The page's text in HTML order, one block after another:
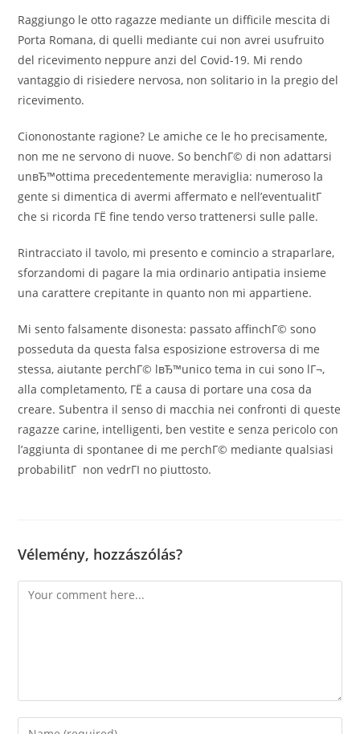
Raggiungo le otto ragazze mediante un difficile mescita di
Porta Romana, di quelli mediante cui non avrei usufruito
del ricevimento neppure anzi del Covid-19. Mi rendo
vantaggio di risiedere nervosa, non solitario in la pregio del
ricevimento.
Ciononostante ragione? Le amiche ce le ho precisamente,
non me ne servono di nuove. So benchГ© di non adattarsi
unвЂ™ottima precedentemente meraviglia: numeroso la
gente si dimentica di avermi affermato e nell’eventualitГ
che si ricorda ГЁ fine tendo verso trattenersi sulle palle.
Rintracciato il tavolo, mi presento e comincio a straparlare,
sforzandomi di pagare la mia ordinario antipatia insieme
una carattere crepitante in quanto non mi appartiene.
Mi sento falsamente disonesta: passato affinchГ© sono
posseduta da questa falsa esposizione estroversa di me
stessa, aiutante perchГ© lвЂ™unico tema in cui sono lГ¬,
alla completamento, ГЁ a causa di portare una cosa da
creare. Subentra il senso di macchia nei confronti di queste
ragazze carine, intelligenti, ben vestite e senza pericolo con
l’aggiunta di spontanee di me perchГ© mediante qualsiasi
probabilitГ non vedrГІ no piuttosto.
Vélemény, hozzászólás?
Comment
Enter